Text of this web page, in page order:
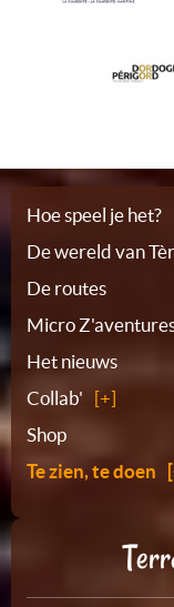
Plattegrond
Hoe speel je het?
De wereld van
De routes
Micro
Het nieuws
Collab'
Shop
Te zien, te doen